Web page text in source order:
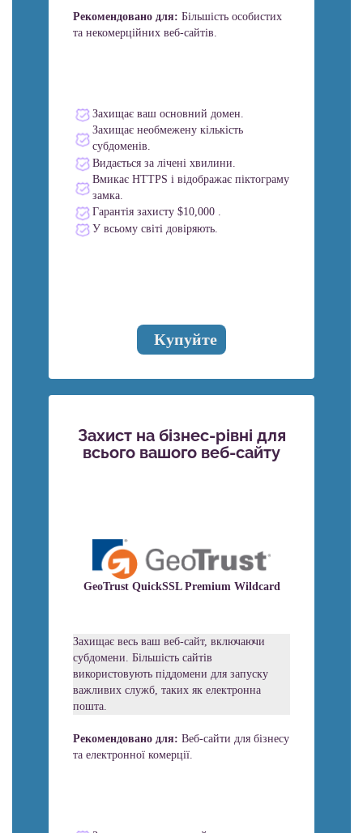
Рекомендовано для: Більшість особистих
та некомерційних веб-сайтів.
Захищає ваш основний домен.
Захищає необмежену кількість
субдоменів.
Видається за лічені хвилини.
Вмикає HTTPS і відображає піктограму
замка.
Гарантія захисту $10,000 .
У всьому світі довіряють.
Купуйте
Захист на бізнес-рівні для
всього вашого веб-сайту
GeoTrust QuickSSL Premium Wildcard
Захищає весь ваш веб-сайт, включаючи
субдомени. Більшість сайтів
використовують піддомени для запуску
важливих служб, таких як електронна
пошта.
Рекомендовано для: Веб-сайти для бізнесу
та електронної комерції.